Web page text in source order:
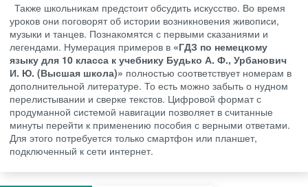
Также школьникам предстоит обсудить искусство. Во время
уроков они поговорят об истории возникновения живописи,
музыки и танцев. Познакомятся с первыми сказаниями и
легендами. Нумерация примеров в «ГДЗ по немецкому
языку для 10 класса к учебнику Будько А. Ф., Урбанович
И. Ю. (Высшая школа)» полностью соответствует номерам в
дополнительной литературе. То есть можно забыть о нудном
перелистывании и сверке текстов. Цифровой формат с
продуманной системой навигации позволяет в считанные
минуты перейти к применению пособия с верными ответами.
Для этого потребуется только смартфон или планшет,
подключенный к сети интернет.